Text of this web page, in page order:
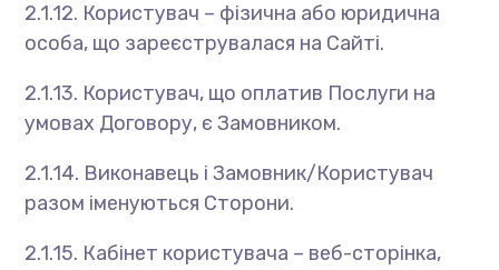
2.1.12. Користувач – фізична або юридична
особа, що зареєструвалася на Сайті.
2.1.13. Користувач, що оплатив Послуги на
умовах Договору, є Замовником.
2.1.14. Виконавець і Замовник/Користувач
разом іменуються Сторони.
2.1.15. Кабінет користувача – веб-сторінка,